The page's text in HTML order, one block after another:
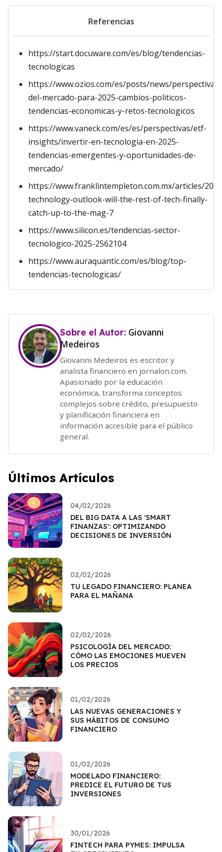
Referencias
https://start.docuware.com/es/blog/tendencias-
tecnologicas
https://www.ozios.com/es/posts/news/perspectivas-
del-mercado-para-2025-cambios-politicos-
tendencias-economicas-y-retos-tecnologicos
https://www.vaneck.com/es/es/perspectivas/etf-
insights/invertir-en-tecnologia-en-2025-
tendencias-emergentes-y-oportunidades-de-
mercado/
https://www.franklintempleton.com.mx/articles/
technology-outlook-will-the-rest-of-tech-finally-
catch-up-to-the-mag-7
https://www.silicon.es/tendencias-sector-
tecnologico-2025-2562104
https://www.auraquantic.com/es/blog/top-
tendencias-tecnologicas/
Sobre el Autor: Giovanni
Medeiros
Giovanni Medeiros es escritor y
analista financiero en jornalon.com.
Apasionado por la educación
económica, transforma conceptos
complejos sobre crédito, presupuesto
y planificación financiera en
información accesible para el público
general.
Últimos Artículos
04/02/2026
DEL BIG DATA A LAS 'SMART
FINANZAS': OPTIMIZANDO
DECISIONES DE INVERSIÓN
02/02/2026
TU LEGADO FINANCIERO: PLANEA
PARA EL MAÑANA
02/02/2026
PSICOLOGÍA DEL MERCADO:
CÓMO LAS EMOCIONES MUEVEN
LOS PRECIOS
01/02/2026
LAS NUEVAS GENERACIONES Y
SUS HÁBITOS DE CONSUMO
FINANCIERO
01/02/2026
MODELADO FINANCIERO:
PREDICE EL FUTURO DE TUS
INVERSIONES
30/01/2026
FINTECH PARA PYMES: IMPULSA